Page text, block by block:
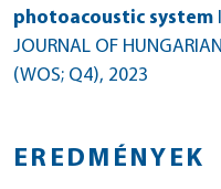
photoacoustic system
JOURNAL OF
(WOS; Q4), 2023
EREDMÉNYEK